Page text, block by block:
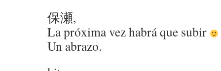
保瀬,
La próxima vez habrá que subir
Un abrazo.